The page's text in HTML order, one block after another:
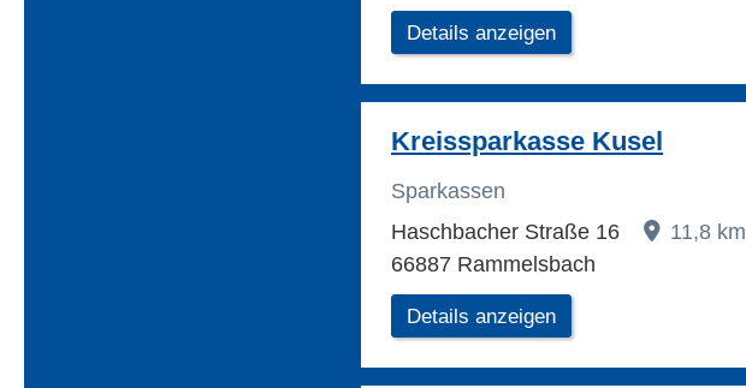
Details anzeigen
Kreissparkasse Kusel
Sparkassen
Haschbacher Straße 16
11,8 km
66887 Rammelsbach
Details anzeigen